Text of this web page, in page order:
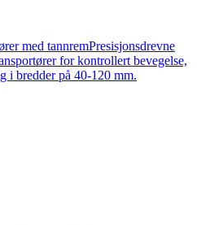
med tannremPresisjonsdrevne
for kontrollert bevegelse,
i bredder på 40-120 mm.